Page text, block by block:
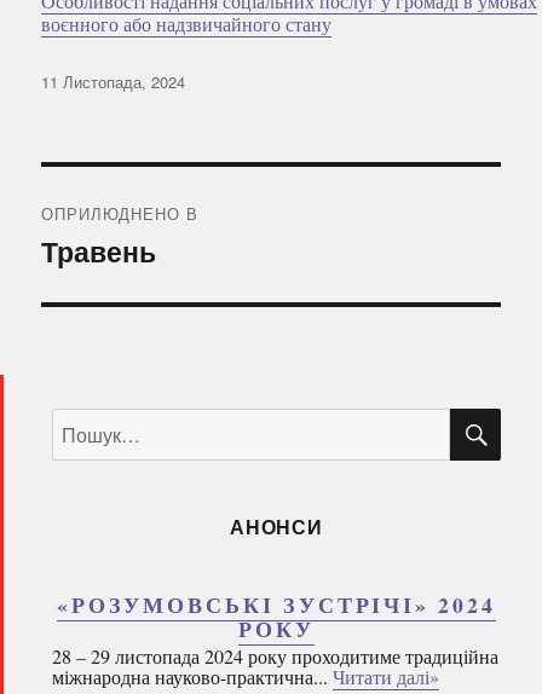
воєнного або надзвичайного стану
Оприлюднено
11 Листопада, 2024
записів
ОПРИЛЮДНЕНО В
Травень
за
запитом:
АНОНСИ
«РОЗУМОВСЬКІ ЗУСТРІЧІ» 2024
РОКУ
28 – 29 листопада 2024 року проходитиме традиційна
міжнародна науково-практична... Читати далі»